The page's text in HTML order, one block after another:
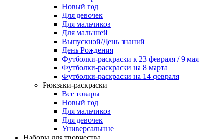
Новый год
Для девочек
Для мальчиков
Для малышей
Выпускной/День знаний
День Рождения
Футболки-раскраски к 23 февраля / 9 мая
Футболки-раскраски на 8 марта
Футболки-раскраски на 14 февраля
Рюкзаки-раскраски
Все товары
Новый год
Для мальчиков
Для девочек
Универсальные
Наборы для творчества